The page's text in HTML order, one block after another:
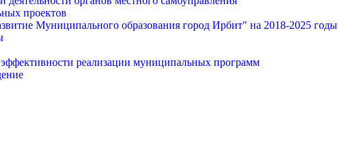
проектов
Муниципального образования город Ирбит" на 2018-2025 годы
реализации муниципальных программ